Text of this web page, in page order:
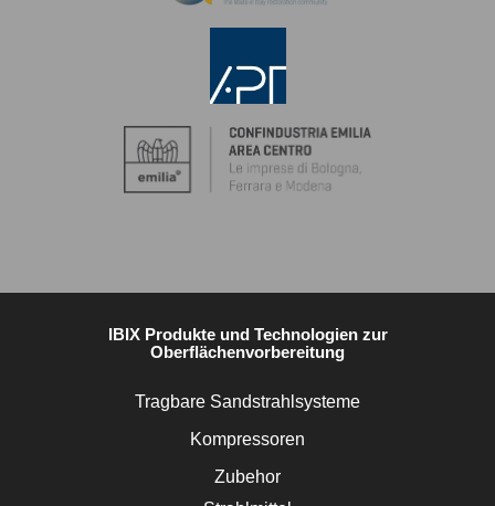
IBIX Produkte und Technologien zur
Oberflächenvorbereitung
Tragbare Sandstrahlsysteme
Kompressoren
Zubehor